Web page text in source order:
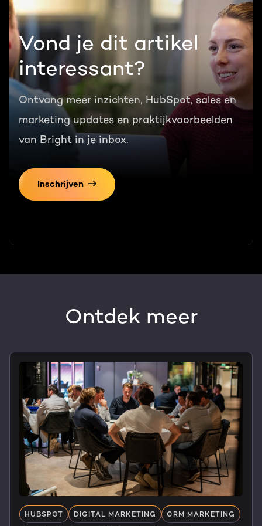
Vond je dit artikel
interessant?
Ontvang meer inzichten, HubSpot, sales en
marketing updates en praktijkvoorbeelden
van Bright in je inbox.
Inschrijven
Ontdek meer
HUBSPOT DIGITAL MARKETING CRM MARKETING